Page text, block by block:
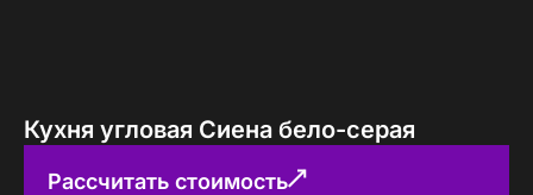
Кухня угловая Сиена бело-серая
Рассчитать стоимость